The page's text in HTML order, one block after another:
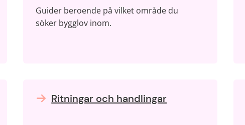
Guider beroende på vilket område du
söker bygglov inom.
Ritningar och handlingar